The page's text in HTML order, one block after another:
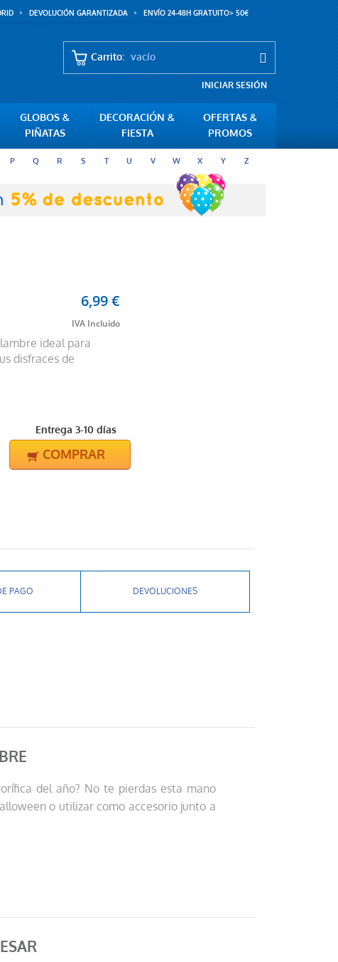
DEVOLUCIÓN GARANTIZADA ENVÍO 24-48H GRATUITO> 50€
Carrito: vacío
INICIAR SESIÓN
GLOBOS &
PIÑATAS
DECORACIÓN &
FIESTA
OFERTAS &
PROMOS
P Q R S T U V W X Y Z
6,99 €
ideal para
disfraces de
Entrega 3-10 días
COMPRAR
PAGO DEVOLUCIONES
del año? No te pierdas esta mano
o utilizar como accesorio junto a